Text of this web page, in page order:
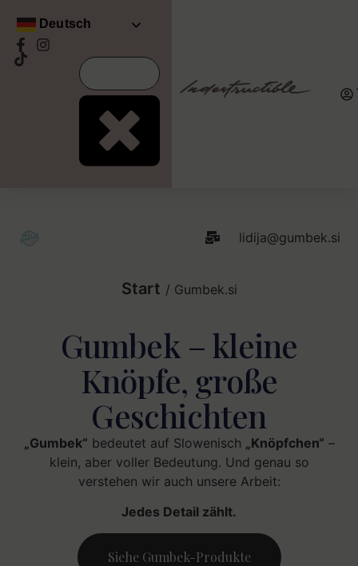
Deutsch
lidija@gumbek.si
Start / Gumbek.si
Gumbek – kleine
Knöpfe, große
Geschichten
„Gumbek“ bedeutet auf Slowenisch „Knöpfchen“ –
klein, aber voller Bedeutung. Und genau so
verstehen wir auch unsere Arbeit:
Jedes Detail zählt.
Siehe Gumbek-Produkte